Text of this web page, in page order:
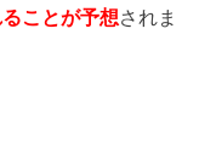
ことが予想されま